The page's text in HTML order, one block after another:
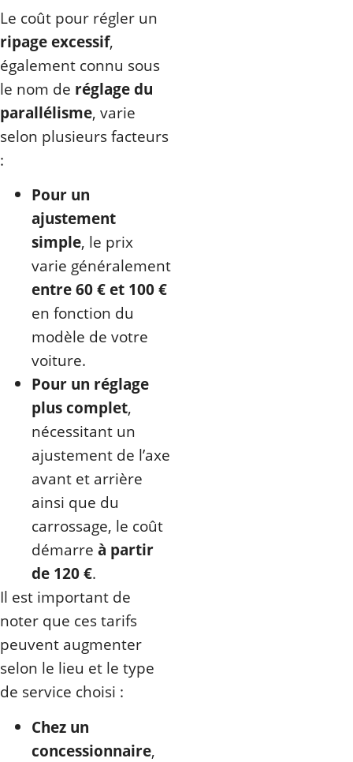
Le coût pour régler un
ripage excessif,
également connu sous
le nom de réglage du
parallélisme, varie
selon plusieurs facteurs
:
Pour un
ajustement
simple, le prix
varie généralement
entre 60 € et 100 €
en fonction du
modèle de votre
voiture.
Pour un réglage
plus complet,
nécessitant un
ajustement de l’axe
avant et arrière
ainsi que du
carrossage, le coût
démarre à partir
de 120 €.
Il est important de
noter que ces tarifs
peuvent augmenter
selon le lieu et le type
de service choisi :
Chez un
concessionnaire,